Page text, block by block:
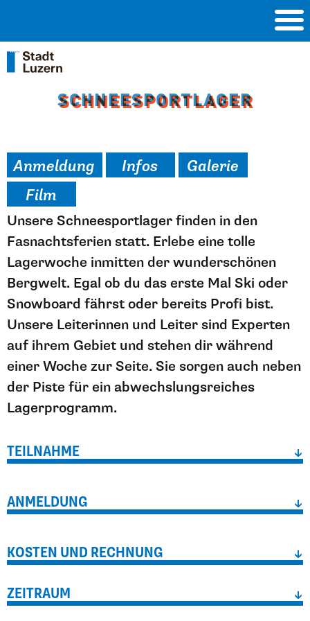
SCHNEESPORTLAGER
SCHNEESPORTLAGER
Anmeldung Infos
Galerie
Film
Unsere Schneesportlager finden in den
Fasnachtsferien statt. Erlebe eine tolle
Lagerwoche inmitten der wunderschönen
Bergwelt. Egal ob du das erste Mal Ski oder
Snowboard fährst oder bereits Profi bist.
Unsere Leiterinnen und Leiter sind Experten
auf ihrem Gebiet und stehen dir während
einer Woche zur Seite. Sie sorgen auch neben
der Piste für ein abwechslungsreiches
Lagerprogramm.
TEILNAHME ↓
ANMELDUNG ↓
KOSTEN UND RECHNUNG ↓
ZEITRAUM ↓